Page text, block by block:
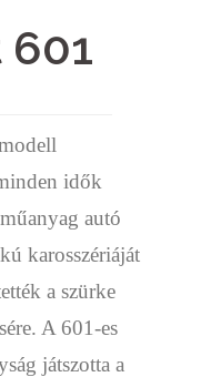
601
idők
autó
karosszériáját
a szürke
A 601-es
játszotta a